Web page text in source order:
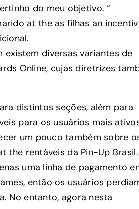
do meu objetivo. “
at the as filhas an
existem diversas variantes de
Online, cujas diretrizes
distintos seções, além para
para os usuários mais
um pouco também sobre
the rentáveis da Pin-Up Brasil.
uma linha de pagamento
então os usuários
No entanto, agora nesta